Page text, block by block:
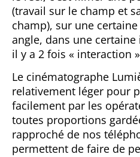
(travail sur le champ et
champ), sur une
angle, dans une
il y a 2 fois « interaction
Le cinématographe
relativement léger pour
facilement par les
toutes proportions
rapproché de nos
permettent de faire de